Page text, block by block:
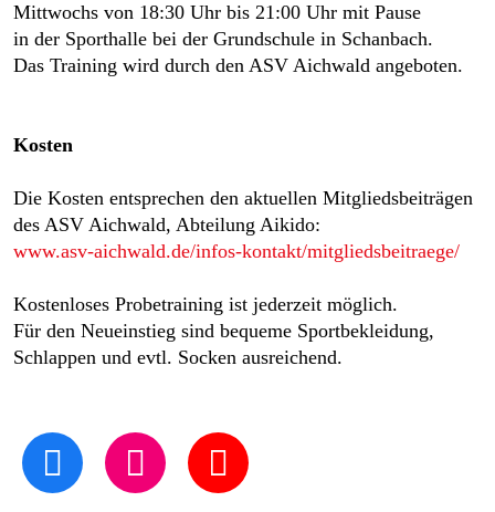
Mittwochs von 18:30 Uhr bis 21:00 Uhr mit Pause
in der Sporthalle bei der Grundschule in Schanbach.
Das Training wird durch den ASV Aichwald angeboten.
Kosten
Die Kosten entsprechen den aktuellen Mitgliedsbeiträgen
des ASV Aichwald, Abteilung Aikido:
www.asv-aichwald.de/infos-kontakt/mitgliedsbeitraege/
Kostenloses Probetraining ist jederzeit möglich.
Für den Neueinstieg sind bequeme Sportbekleidung,
Schlappen und evtl. Socken ausreichend.